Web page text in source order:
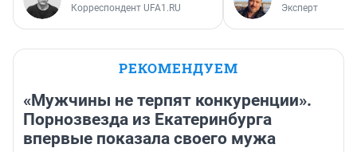
Корреспондент UFA1.RU Эксперт
РЕКОМЕНДУЕМ
«Мужчины не терпят конкуренции».
Порнозвезда из Екатеринбурга
впервые показала своего мужа